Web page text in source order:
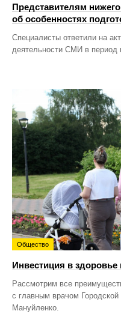
Представителям
об особенностях
Специалисты ответили на
деятельности СМИ в период
Общество
Инвестиция в здоровье
Рассмотрим все
с главным врачом
Мануйленко.